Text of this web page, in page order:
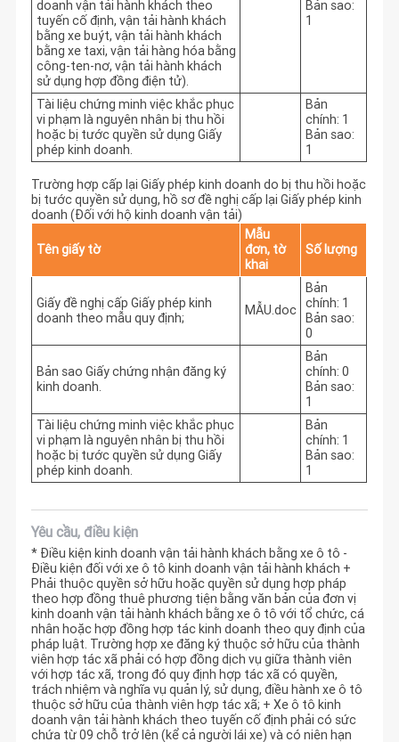
doanh vận tải hành khách theo
tuyến cố định, vận tải hành khách
bằng xe buýt, vận tải hành khách
bằng xe taxi, vận tải hàng hóa bằng
công-ten-nơ, vận tải hành khách
sử dụng hợp đồng điện tử).
Bản sao:
1
Tài liệu chứng minh việc khắc phục
vi phạm là nguyên nhân bị thu hồi
hoặc bị tước quyền sử dụng Giấy
phép kinh doanh.
Bản
chính: 1
Bản sao:
1
Trường hợp cấp lại Giấy phép kinh doanh do bị thu hồi hoặc
bị tước quyền sử dụng, hồ sơ đề nghị cấp lại Giấy phép kinh
doanh (Đối với hộ kinh doanh vận tải)
Tên giấy tờ
Mẫu
đơn, tờ
khai
Số lượng
Giấy đề nghị cấp Giấy phép kinh
doanh theo mẫu quy định;
MẪU.doc
Bản
chính: 1
Bản sao:
0
Bản sao Giấy chứng nhận đăng ký
kinh doanh.
Bản
chính: 0
Bản sao:
1
Tài liệu chứng minh việc khắc phục
vi phạm là nguyên nhân bị thu hồi
hoặc bị tước quyền sử dụng Giấy
phép kinh doanh.
Bản
chính: 1
Bản sao:
1
Yêu cầu, điều kiện
* Điều kiện kinh doanh vận tải hành khách bằng xe ô tô -
Điều kiện đối với xe ô tô kinh doanh vận tải hành khách +
Phải thuộc quyền sở hữu hoặc quyền sử dụng hợp pháp
theo hợp đồng thuê phương tiện bằng văn bản của đơn vị
kinh doanh vận tải hành khách bằng xe ô tô với tổ chức, cá
nhân hoặc hợp đồng hợp tác kinh doanh theo quy định của
pháp luật. Trường hợp xe đăng ký thuộc sở hữu của thành
viên hợp tác xã phải có hợp đồng dịch vụ giữa thành viên
với hợp tác xã, trong đó quy định hợp tác xã có quyền,
trách nhiệm và nghĩa vụ quản lý, sử dụng, điều hành xe ô tô
thuộc sở hữu của thành viên hợp tác xã; + Xe ô tô kinh
doanh vận tải hành khách theo tuyến cố định phải có sức
chứa từ 09 chỗ trở lên (kể cả người lái xe) và có niên hạn